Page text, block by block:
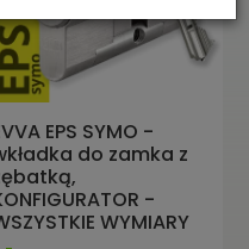
EPS SYMO -
do zamka z
-
WYMIARY